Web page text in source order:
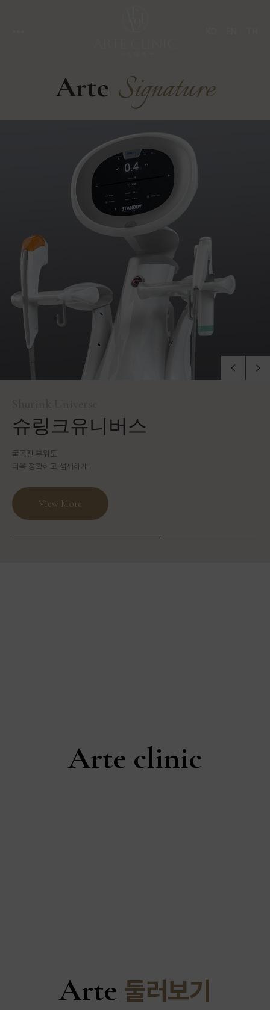
Arte Signature
울쎄라
피부 속 깊은 곳에서 당겨주는
강력한 초음파 리프팅
View More
엑셀브이
3가지 모드를 이용하여
복합적인 피부질환을 효과적으로 개선
View More
슈링크유니버스
굴곡진 부위도
더욱 정확하고 섬세하게!
View More
인모드
불필요한 지방을 제거하고
콜라겐 재생 촉진
View More
아포지플러스
통증없이 빠르고
효과적인 레이저 제모
View More
Arte clinic
Arte 둘러보기